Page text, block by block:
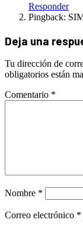
Responder
Pingback:
Deja una
Tu dirección de
obligatorios están
Comentario *
Nombre *
Correo electrónico *